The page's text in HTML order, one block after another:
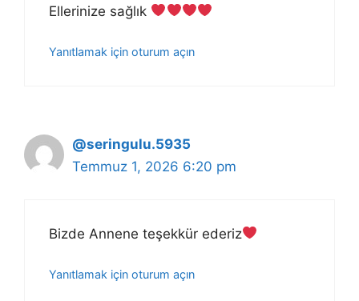
Ellerinize sağlık
Yanıtlamak için oturum açın
@seringulu.5935
Temmuz 1, 2026 6:20 pm
Bizde Annene teşekkür ederiz
Yanıtlamak için oturum açın